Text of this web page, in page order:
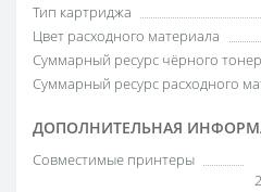
Тип картриджа
Цвет расходного материала
Суммарный ресурс чёрного
Суммарный ресурс расходного
ДОПОЛНИТЕЛЬНАЯ
Совместимые принтеры